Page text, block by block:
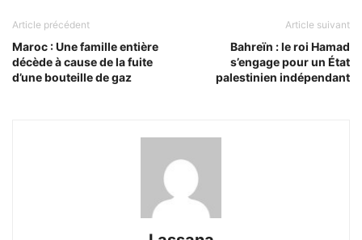
Article précédent
Maroc : Une famille entière
décède à cause de la fuite
d’une bouteille de gaz
Article suivant
Bahreïn : le roi Hamad
s’engage pour un État
palestinien indépendant